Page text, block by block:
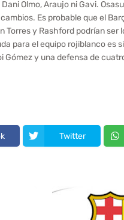
Olmo, Araujo ni Gavi.
Es probable que el
Torres y Rashford podrían
para el equipo rojiblanco es
Gómez y una defensa de
Twitter